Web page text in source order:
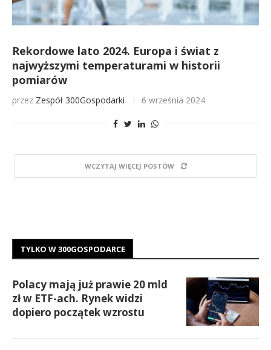
Rekordowe lato 2024. Europa i świat z
najwyższymi temperaturami w historii
pomiarów
przez Zespół 300Gospodarki 6 września 2024
WCZYTAJ WIĘCEJ POSTÓW
TYLKO W 300GOSPODARCE
Polacy mają już prawie 20 mld
zł w ETF-ach. Rynek widzi
dopiero początek wzrostu